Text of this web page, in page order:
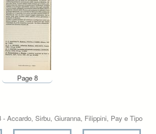
Page 8
- Accardo, Sirbu, Giuranna, Filippini, Pay e Tipo